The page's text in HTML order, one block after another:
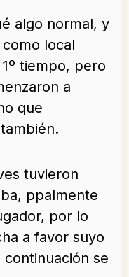
algo normal, y
local
tiempo, pero
a
que
tuvieron
ppalmente
por lo
a favor suyo
continuación se